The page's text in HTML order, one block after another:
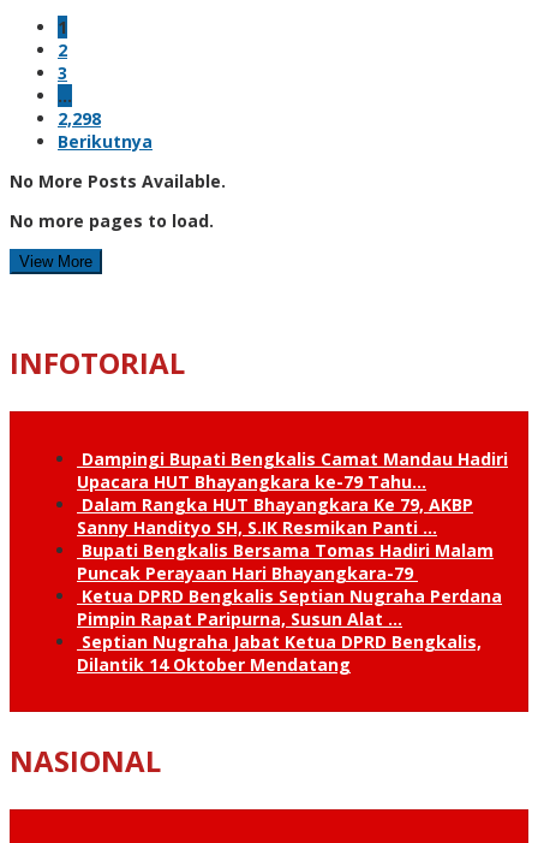
1
2
3
…
2,298
Berikutnya
No More Posts Available.
No more pages to load.
View More
INFOTORIAL
Dampingi Bupati Bengkalis Camat Mandau Hadiri
Upacara HUT Bhayangkara ke-79 Tahu…
Dalam Rangka HUT Bhayangkara Ke 79, AKBP
Sanny Handityo SH, S.IK Resmikan Panti …
Bupati Bengkalis Bersama Tomas Hadiri Malam
Puncak Perayaan Hari Bhayangkara-79
Ketua DPRD Bengkalis Septian Nugraha Perdana
Pimpin Rapat Paripurna, Susun Alat …
Septian Nugraha Jabat Ketua DPRD Bengkalis,
Dilantik 14 Oktober Mendatang
NASIONAL